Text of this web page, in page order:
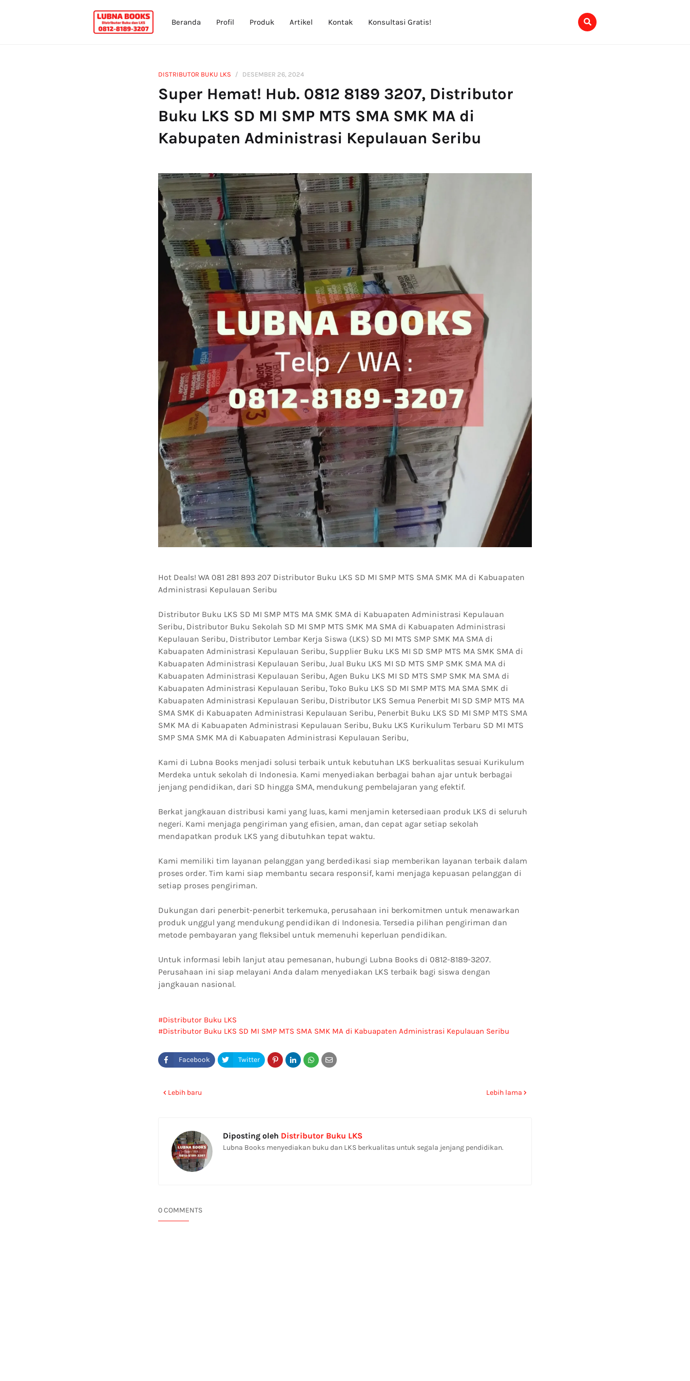
Beranda Profil Produk Artikel Kontak Konsultasi Gratis!
DISTRIBUTOR BUKU LKS DESEMBER 26, 2024
Super Hemat! Hub. 0812 8189 3207, Distributor
Buku LKS SD MI SMP MTS SMA SMK MA di
Kabupaten Administrasi Kepulauan Seribu
Hot Deals! WA 081 281 893 207 Distributor Buku LKS SD MI SMP MTS SMA SMK MA di Kabuapaten
Administrasi Kepulauan Seribu
Distributor Buku LKS SD MI SMP MTS MA SMK SMA di Kabuapaten Administrasi Kepulauan
Seribu, Distributor Buku Sekolah SD MI SMP MTS SMK MA SMA di Kabuapaten Administrasi
Kepulauan Seribu, Distributor Lembar Kerja Siswa (LKS) SD MI MTS SMP SMK MA SMA di
Kabuapaten Administrasi Kepulauan Seribu, Supplier Buku LKS MI SD SMP MTS MA SMK SMA di
Kabuapaten Administrasi Kepulauan Seribu, Jual Buku LKS MI SD MTS SMP SMK SMA MA di
Kabuapaten Administrasi Kepulauan Seribu, Agen Buku LKS MI SD MTS SMP SMK MA SMA di
Kabuapaten Administrasi Kepulauan Seribu, Toko Buku LKS SD MI SMP MTS MA SMA SMK di
Kabuapaten Administrasi Kepulauan Seribu, Distributor LKS Semua Penerbit MI SD SMP MTS MA
SMA SMK di Kabuapaten Administrasi Kepulauan Seribu, Penerbit Buku LKS SD MI SMP MTS SMA
SMK MA di Kabuapaten Administrasi Kepulauan Seribu, Buku LKS Kurikulum Terbaru SD MI MTS
SMP SMA SMK MA di Kabuapaten Administrasi Kepulauan Seribu,
Kami di Lubna Books menjadi solusi terbaik untuk kebutuhan LKS berkualitas sesuai Kurikulum
Merdeka untuk sekolah di Indonesia. Kami menyediakan berbagai bahan ajar untuk berbagai
jenjang pendidikan, dari SD hingga SMA, mendukung pembelajaran yang efektif.
Berkat jangkauan distribusi kami yang luas, kami menjamin ketersediaan produk LKS di seluruh
negeri. Kami menjaga pengiriman yang efisien, aman, dan cepat agar setiap sekolah
mendapatkan produk LKS yang dibutuhkan tepat waktu.
Kami memiliki tim layanan pelanggan yang berdedikasi siap memberikan layanan terbaik dalam
proses order. Tim kami siap membantu secara responsif, kami menjaga kepuasan pelanggan di
setiap proses pengiriman.
Dukungan dari penerbit-penerbit terkemuka, perusahaan ini berkomitmen untuk menawarkan
produk unggul yang mendukung pendidikan di Indonesia. Tersedia pilihan pengiriman dan
metode pembayaran yang fleksibel untuk memenuhi keperluan pendidikan.
Untuk informasi lebih lanjut atau pemesanan, hubungi Lubna Books di 0812-8189-3207.
Perusahaan ini siap melayani Anda dalam menyediakan LKS terbaik bagi siswa dengan
jangkauan nasional.
Distributor Buku LKS
Distributor Buku LKS SD MI SMP MTS SMA SMK MA di Kabuapaten Administrasi Kepulauan Seribu
Lebih baru Lebih lama
Diposting oleh Distributor Buku LKS
Lubna Books menyediakan buku dan LKS berkualitas untuk segala jenjang pendidikan.
0 COMMENTS